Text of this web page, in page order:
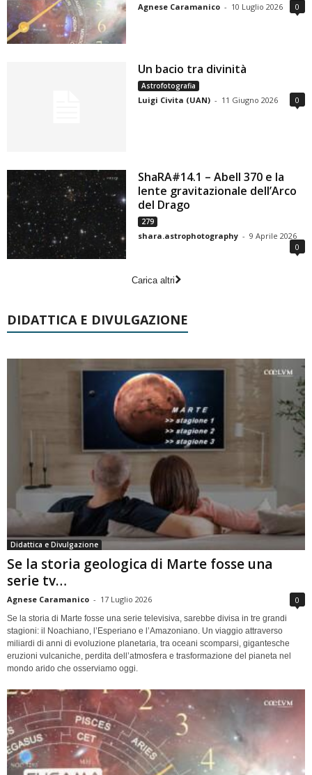
Agnese Caramanico - 10 Luglio 2026 0
Un bacio tra divinità
Astrofotografia
Luigi Civita (UAN) - 11 Giugno 2026 0
ShaRA#14.1 – Abell 370 e la
lente gravitazionale dell’Arco
del Drago
279
shara.astrophotography - 9 Aprile 2026
0
Carica altri
DIDATTICA E DIVULGAZIONE
Didattica e Divulgazione
Se la storia geologica di Marte fosse una
serie tv…
Agnese Caramanico - 17 Luglio 2026 0
Se la storia di Marte fosse una serie televisiva, sarebbe divisa in tre grandi
stagioni: il Noachiano, l’Esperiano e l’Amazoniano. Un viaggio attraverso
miliardi di anni di evoluzione planetaria, tra oceani scomparsi, gigantesche
eruzioni vulcaniche, perdita dell’atmosfera e trasformazione del pianeta nel
mondo arido che osserviamo oggi.